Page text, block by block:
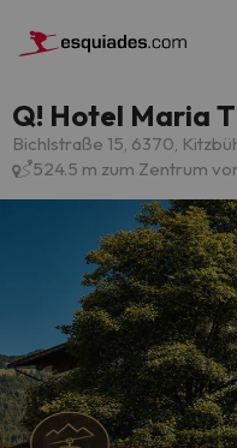
Q! Hotel Maria
Bichlstraße 15, 6370,
524.5 m zum Zentrum